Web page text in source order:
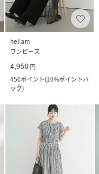
hellam
ワンピース
4,950 円
450ポイント(10%ポイントバ
ック)